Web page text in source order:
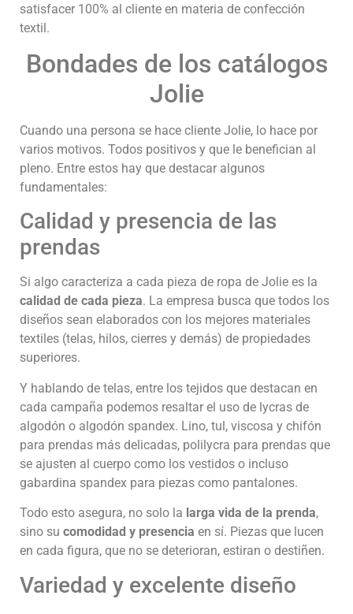
satisfacer 100% al cliente en materia de confección
textil.
Bondades de los catálogos
Jolie
Cuando una persona se hace cliente Jolie, lo hace por
varios motivos. Todos positivos y que le benefician al
pleno. Entre estos hay que destacar algunos
fundamentales:
Calidad y presencia de las
prendas
Si algo caracteriza a cada pieza de ropa de Jolie es la
calidad de cada pieza. La empresa busca que todos los
diseños sean elaborados con los mejores materiales
textiles (telas, hilos, cierres y demás) de propiedades
superiores.
Y hablando de telas, entre los tejidos que destacan en
cada campaña podemos resaltar el uso de lycras de
algodón o algodón spandex. Lino, tul, viscosa y chifón
para prendas más delicadas, polilycra para prendas que
se ajusten al cuerpo como los vestidos o incluso
gabardina spandex para piezas como pantalones.
Todo esto asegura, no solo la larga vida de la prenda,
sino su comodidad y presencia en sí. Piezas que lucen
en cada figura, que no se deterioran, estiran o destiñen.
Variedad y excelente diseño